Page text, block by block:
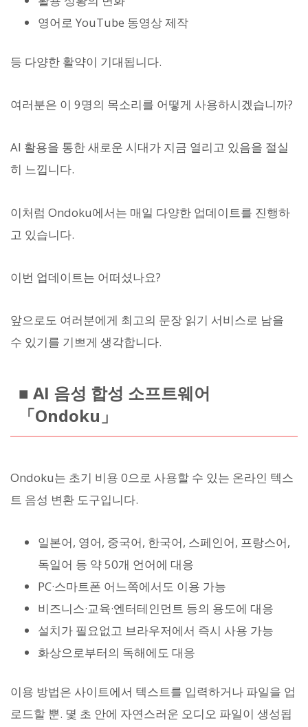
영어로 YouTube 동영상 제작
등 다양한 활약이 기대됩니다.
여러분은 이 9명의 목소리를 어떻게 사용하시겠습니까?
AI 활용을 통한 새로운 시대가 지금 열리고 있음을 절실
히 느낍니다.
이처럼 Ondoku에서는 매일 다양한 업데이트를 진행하
고 있습니다.
이번 업데이트는 어떠셨나요?
앞으로도 여러분에게 최고의 문장 읽기 서비스로 남을
수 있기를 기쁘게 생각합니다.
■ AI 음성 합성 소프트웨어
「Ondoku」
Ondoku는 초기 비용 0으로 사용할 수 있는 온라인 텍스
트 음성 변환 도구입니다.
일본어, 영어, 중국어, 한국어, 스페인어, 프랑스어,
독일어 등 약 50개 언어에 대응
PC·스마트폰 어느쪽에서도 이용 가능
비즈니스·교육·엔터테인먼트 등의 용도에 대응
설치가 필요없고 브라우저에서 즉시 사용 가능
화상으로부터의 독해에도 대응
이용 방법은 사이트에서 텍스트를 입력하거나 파일을 업
로드할 뿐. 몇 초 안에 자연스러운 오디오 파일이 생성됩